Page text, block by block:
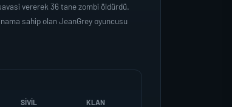
vererek 36 tane zombi öldürdü.
sahip olan JeanGrey oyuncusu
SIVIL KLAN